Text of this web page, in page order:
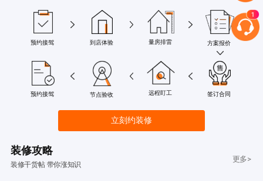
预约接驾 到店体验 量房排雷 方案报价
预约接驾 节点验收 远程盯工 签订合同
立刻约装修
装修攻略
装修干货帖 带你涨知识
更多>